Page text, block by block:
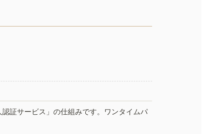
証サービス」の仕組みです。ワンタイムパ